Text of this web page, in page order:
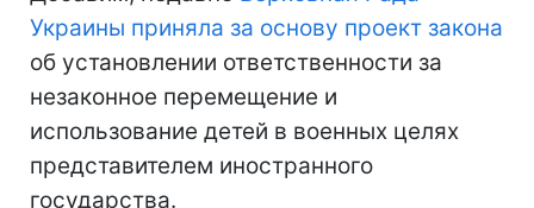
Украины приняла за основу проект закона
об установлении ответственности за
незаконное перемещение и
использование детей в военных целях
представителем иностранного
государства.